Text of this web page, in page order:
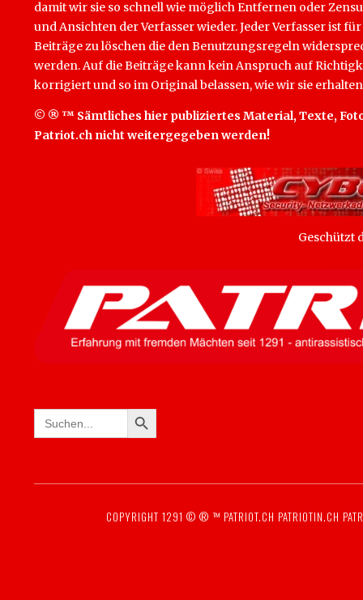
damit wir sie so schnell wie möglich Entfernen oder
und Ansichten der Verfasser wieder. Jeder Verfasser ist
Beiträge zu löschen die den Benutzungsregeln
werden. Auf die Beiträge kann kein Anspruch auf
korrigiert und so im Original belassen, wie wir sie
© ® ™ Sämtliches hier publiziertes Material, Texte,
Patriot.ch nicht weitergegeben werden!
Geschützt
Search
for:
SEARCH BUTTON
COPYRIGHT 1291 © ® ™ PATRIOT.CH PATRIOTIN.CH